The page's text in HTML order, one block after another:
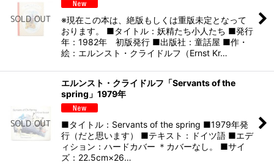
※現在この本は、絶版もしくは重版未定となって
おります。 ■タイトル：妖精たち小人たち ■発行
年：1982年 初版発行 ■出版社：童話屋 ■作・
絵：エルンスト・クライドルフ（Ernst Kr…
エルンスト・クライドルフ「Servants of the
spring」1979年
■タイトル：Servants of the spring ■1979年発
行（だと思います） ■テキスト：ドイツ語 ■エデ
ィション：ハードカバー ＊カバーなし。 ■サイ
ズ：22.5cm×26…